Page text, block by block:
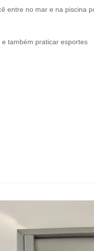
entre no mar e na piscina
também praticar esportes